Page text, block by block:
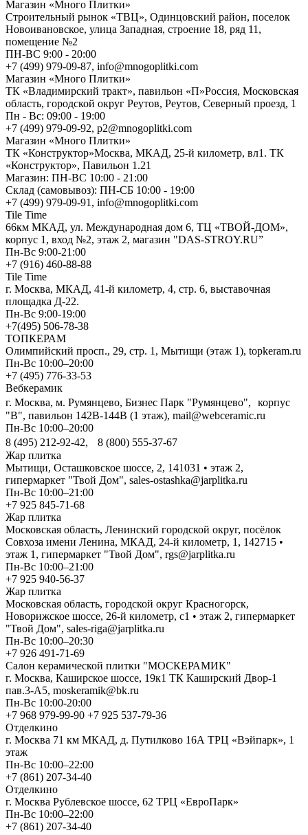
Магазин «Много Плитки»
Cтроительный рынок «ТВЦ», Одинцовский район, поселок
Новоивановское, улица Западная, строение 18, ряд 11,
помещение №2
ПН-ВС 9:00 - 20:00
+7 (499) 979-09-87, info@mnogoplitki.com
Магазин «Много Плитки»
ТК «Владимирский тракт», павильон «П»Россия, Московская
область, городской округ Реутов, Реутов, Северный проезд, 1
Пн - Вс: 09:00 - 19:00
+7 (499) 979-09-92, p2@mnogoplitki.com
Магазин «Много Плитки»
ТК «Конструктор»Москва, МКАД, 25-й километр, вл1. ТК
«Конструктор», Павильон 1.21
Магазин: ПН-ВС 10:00 - 21:00
Склад (самовывоз): ПН-СБ 10:00 - 19:00
+7 (499) 979-09-91, info@mnogoplitki.com
Tile Time
66км МКАД, ул. Международная дом 6, ТЦ «ТВОЙ-ДОМ»,
корпус 1, вход №2, этаж 2, магазин "DAS-STROY.RU”
Пн-Вс 9:00-21:00
+7 (916) 460-88-88
Tile Time
г. Москва, МКАД, 41-й километр, 4, стр. 6, выставочная
площадка Д-22.
Пн-Вс 9:00-19:00
+7(495) 506-78-38
ТОПКЕРАМ
Олимпийский просп., 29, стр. 1, Мытищи (этаж 1), topkeram.ru
Пн-Вс 10:00–20:00
+7 (495) 776-33-53
Вебкерамик
г. Москва, м. Румянцево, Бизнес Парк "Румянцево", корпус
"В", павильон 142В-144В (1 этаж), mail@webceramic.ru
Пн-Вс 10:00–20:00
8 (495) 212-92-42, 8 (800) 555-37-67
Жар плитка
Мытищи, Осташковское шоссе, 2, 141031 • этаж 2,
гипермаркет "Твой Дом", sales-ostashka@jarplitka.ru
Пн-Вс 10:00–21:00
+7 925 845-71-68
Жар плитка
Московская область, Ленинский городской округ, посёлок
Совхоза имени Ленина, МКАД, 24-й километр, 1, 142715 •
этаж 1, гипермаркет "Твой Дом", rgs@jarplitka.ru
Пн-Вс 10:00–21:00
+7 925 940-56-37
Жар плитка
Московская область, городской округ Красногорск,
Новорижское шоссе, 26-й километр, с1 • этаж 2, гипермаркет
"Твой Дом", sales-riga@jarplitka.ru
Пн-Вс 10:00–20:30
+7 926 491-71-69
Салон керамической плитки "МОСКЕРАМИК"
г. Москва, Каширское шоссе, 19к1 ТК Каширский Двор-1
пав.3-А5, moskeramik@bk.ru
Пн-Вс 10:00-20:00
+7 968 979-99-90 +7 925 537-79-36
Отделкино
г. Москва 71 км МКАД, д. Путилково 16А ТРЦ «Вэйпарк», 1
этаж
Пн-Вс 10:00–22:00
+7 (861) 207-34-40
Отделкино
г. Москва Рублевское шоссе, 62 ТРЦ «ЕвроПарк»
Пн-Вс 10:00–22:00
+7 (861) 207-34-40